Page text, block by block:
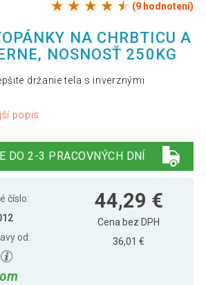
(9 hodnotení)
NA CHRBTICU A
NOSNOSŤ 250KG
držanie tela s inverznými
popis
DO 2-3 PRACOVNÝCH DNÍ
číslo:
od:
44,29 €
Cena bez DPH
36,01 €